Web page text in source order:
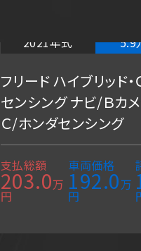
2021年式 5.9
フリード ハイブリッド
センシング ナビ/Ｂカ
Ｃ/ホンダセンシング
支払総額
203.0万
円
車両価格
192.0万
円